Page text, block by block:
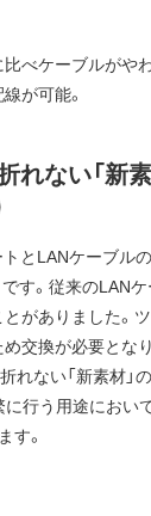
べケーブルがや
が可能。
れない「新
とLANケーブル
す。従来のLAN
がありました。
交換が必要となり
ない「新素材」
に行う用途におい
す。